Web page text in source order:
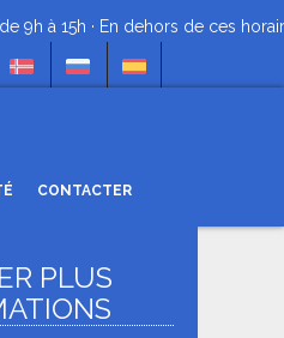
à 15h · En dehors de ces horaires
CONTACTER
les offres et
PLUS